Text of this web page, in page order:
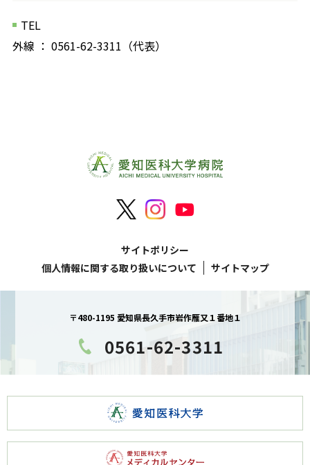
TEL
外線 ： 0561-62-3311（代表）
サイトポリシー
個人情報に関する取り扱いについて
サイトマップ
〒480-1195 愛知県長久手市岩作雁又１番地１
0561-62-3311